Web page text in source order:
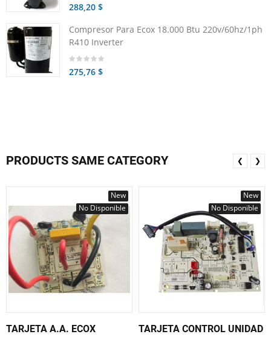
288,20 $
Compresor Para Ecox 18.000 Btu 220v/60hz/1ph
R410 Inverter
275,76 $
PRODUCTS SAME CATEGORY
New
No Disponible
TARJETA A.A. ECOX
New
No Disponible
TARJETA CONTROL UNIDAD
❮ ❯